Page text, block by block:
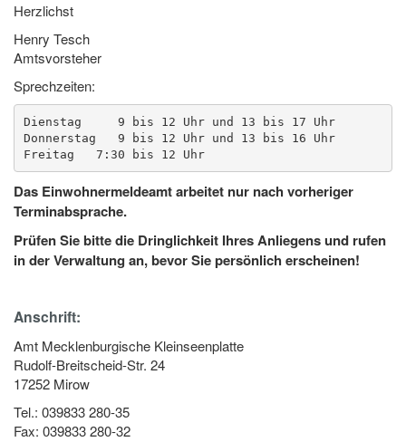
Herzlichst
Henry Tesch
Amtsvorsteher
Sprechzeiten:
Dienstag     9 bis 12 Uhr und 13 bis 17 Uhr
Donnerstag   9 bis 12 Uhr und 13 bis 16 Uhr
Freitag   7:30 bis 12 Uhr
Das Einwohnermeldeamt arbeitet nur nach vorheriger
Terminabsprache.
Prüfen Sie bitte die Dringlichkeit Ihres Anliegens und rufen
in der Verwaltung an, bevor Sie persönlich erscheinen!
Anschrift:
Amt Mecklenburgische Kleinseenplatte
Rudolf-Breitscheid-Str. 24
17252 Mirow
Tel.: 039833 280-35
Fax: 039833 280-32